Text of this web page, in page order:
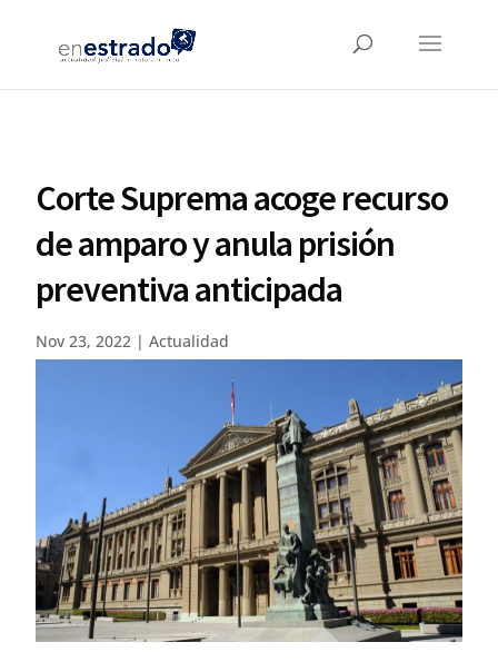
Corte Suprema acoge recurso
de amparo y anula prisión
preventiva anticipada
Nov 23, 2022 |Actualidad